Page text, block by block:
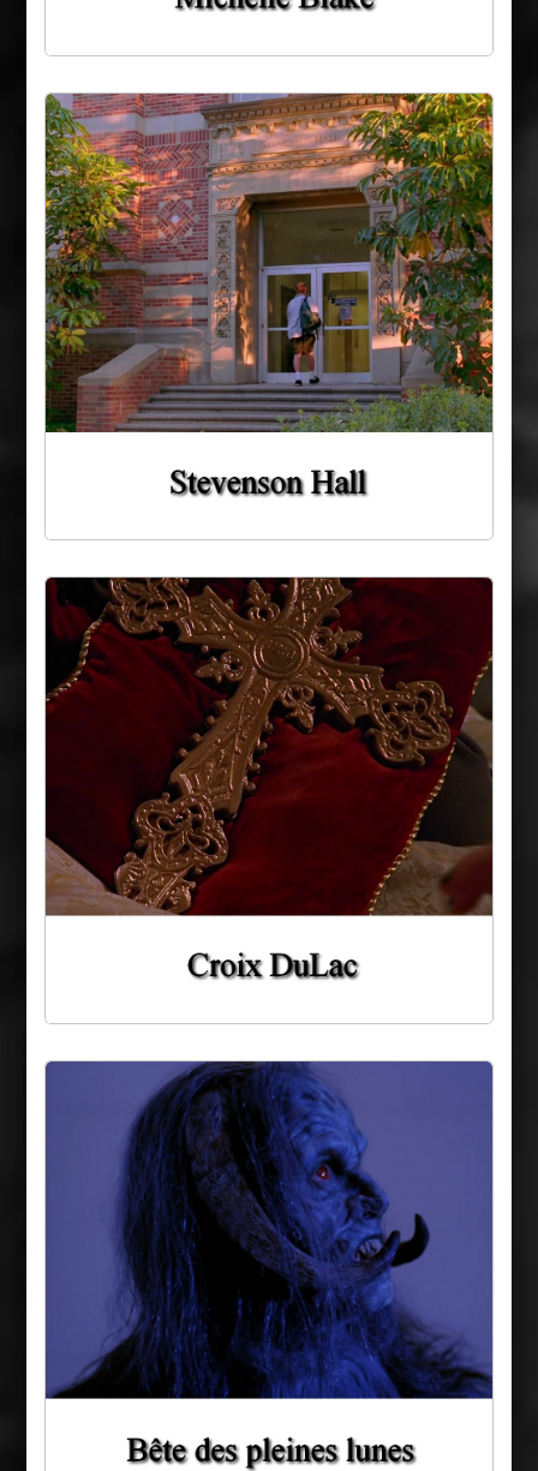
Croix DuLac
Bête des pleines lunes
Le Polymorphe